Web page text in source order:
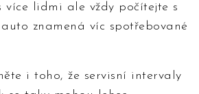
více lidmi ale vždy počítejte s
znamená víc spotřebované
i toho, že servisní intervaly